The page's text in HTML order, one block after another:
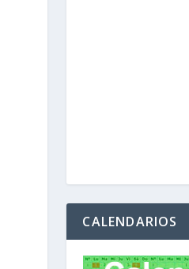
CALENDARIOS